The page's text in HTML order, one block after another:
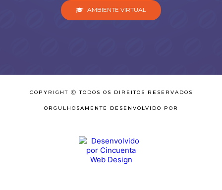
AMBIENTE VIRTUAL
COPYRIGHT Ⓒ TODOS OS DIREITOS RESERVADOS
ORGULHOSAMENTE DESENVOLVIDO POR